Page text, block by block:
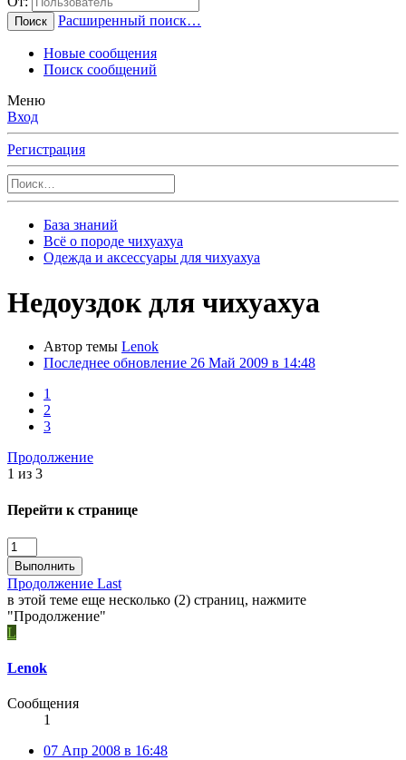
Поиск Расширенный поиск…
Новые сообщения
Поиск сообщений
Меню
Вход
Регистрация
База знаний
Всё о породе чихуахуа
Одежда и аксессуары для чихуахуа
Недоуздок для чихуахуа
Автор темы Lenok
Последнее обновление 26 Май 2009 в 14:48
1
2
3
Продолжение
1 из 3
Перейти к странице
Выполнить
Продолжение Last
в этой теме еще несколько (2) страниц, нажмите
"Продолжение"
L
Lenok
Сообщения
1
07 Апр 2008 в 16:48